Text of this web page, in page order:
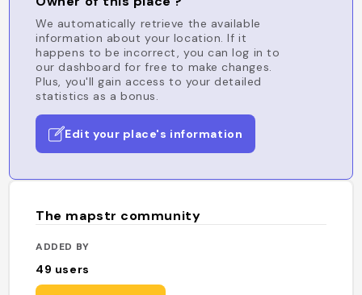
We automatically retrieve the available
information about your location. If it
happens to be incorrect, you can log in to
our dashboard for free to make changes.
Plus, you'll gain access to your detailed
statistics as a bonus.
Edit your place's information
The mapstr community
ADDED BY
49 users